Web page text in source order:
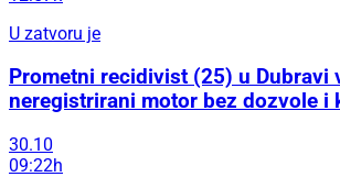
U zatvoru je
Prometni recidivist (25) u Dubravi
neregistrirani motor bez dozvole i
30.10
09:22h